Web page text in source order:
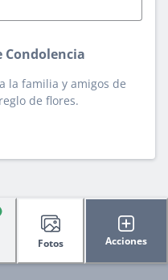
Condolencia
la familia y amigos de
de flores.
Fotos Acciones